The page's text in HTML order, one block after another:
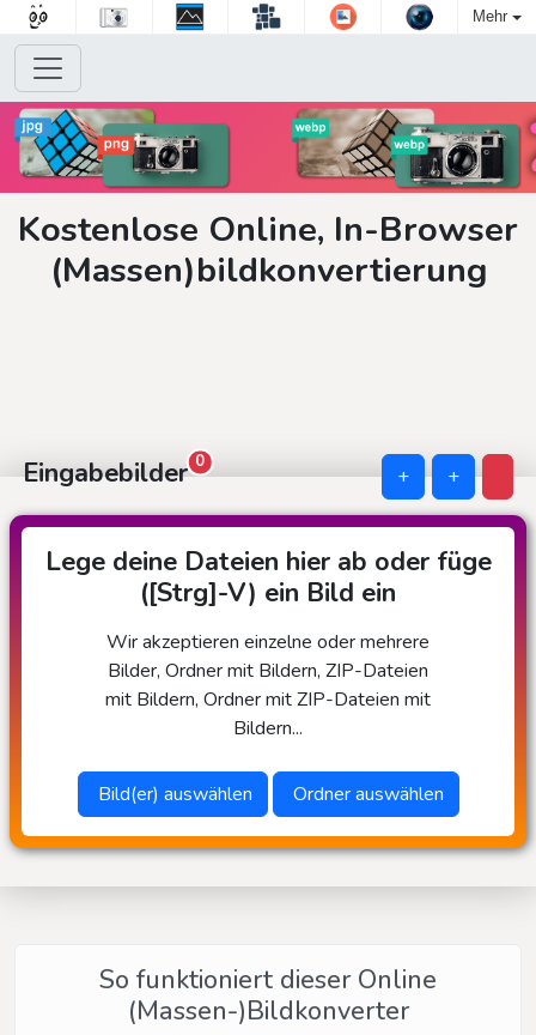
Mehr
Kostenlose Online, In-Browser
(Massen)bildkonvertierung
0
Eingabebilder + +
Lege deine Dateien hier ab oder füge
([Strg]-V) ein Bild ein
Wir akzeptieren einzelne oder mehrere
Bilder, Ordner mit Bildern, ZIP-Dateien
mit Bildern, Ordner mit ZIP-Dateien mit
Bildern...
Bild(er) auswählen Ordner auswählen
So funktioniert dieser Online
(Massen-)Bildkonverter